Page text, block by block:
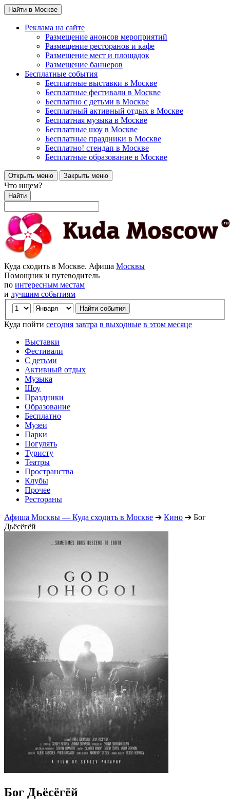
Найти в Москве
Реклама на сайте
Размещение анонсов мероприятий
Размещение ресторанов и кафе
Размещение мест и площадок
Размещение баннеров
Бесплатные события
Бесплатные выставки в Москве
Бесплатные фестивали в Москве
Бесплатно с детьми в Москве
Бесплатный активный отдых в Москве
Бесплатная музыка в Москве
Бесплатные шоу в Москве
Бесплатные праздники в Москве
Бесплатно! стендап в Москве
Бесплатные образование в Москве
Открыть меню Закрыть меню
Что ищем?
Найти
Куда сходить в Москве. Афиша Москвы
Помощник и путеводитель
по интересным местам
и лучшим событиям
Куда пойти сегодня завтра в выходные в этом месяце
Выставки
Фестивали
С детьми
Активный отдых
Музыка
Шоу
Праздники
Образование
Бесплатно
Музеи
Парки
Погулять
Туристу
Театры
Пространства
Клубы
Прочее
Рестораны
Афиша Москвы — Куда сходить в Москве ➔ Кино ➔ Бог
Дьёсёгёй
Бог Дьёсёгёй